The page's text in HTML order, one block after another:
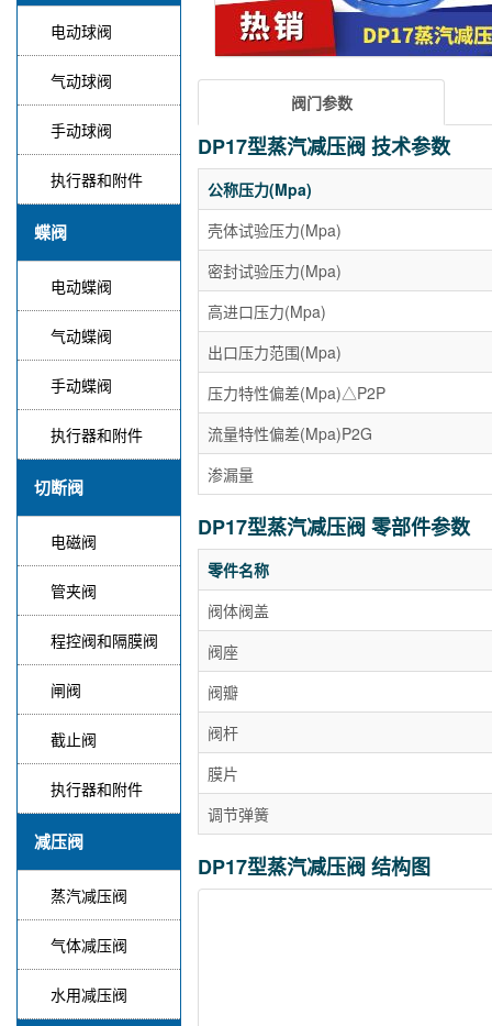
电动球阀
气动球阀
手动球阀
执行器和附件
蝶阀
电动蝶阀
气动蝶阀
手动蝶阀
执行器和附件
切断阀
电磁阀
管夹阀
程控阀和隔膜阀
闸阀
截止阀
执行器和附件
减压阀
蒸汽减压阀
气体减压阀
水用减压阀
阀门参数
DP17型蒸汽减压阀 技术参数
公称压力(Mpa)
壳体试验压力(Mpa)
密封试验压力(Mpa)
高进口压力(Mpa)
出口压力范围(Mpa)
压力特性偏差(Mpa)△P2P
流量特性偏差(Mpa)P2G
渗漏量
DP17型蒸汽减压阀 零部件参数
零件名称
阀体阀盖
阀座
阀瓣
阀杆
膜片
调节弹簧
DP17型蒸汽减压阀 结构图